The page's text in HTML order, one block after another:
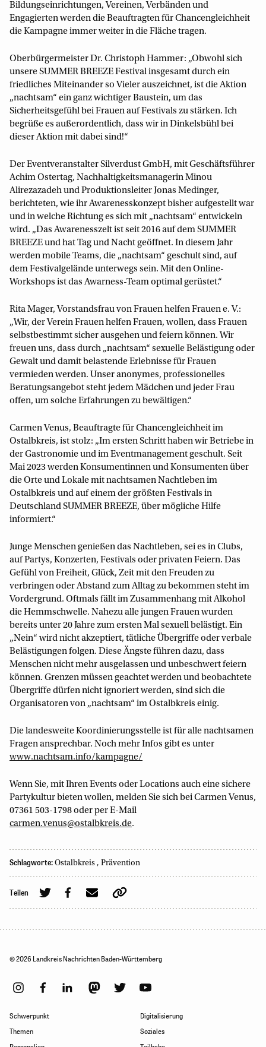
Bildungseinrichtungen, Vereinen, Verbänden und
Engagierten werden die Beauftragten für Chancengleichheit
die Kampagne immer weiter in die Fläche tragen.
Oberbürgermeister Dr. Christoph Hammer: „Obwohl sich
unsere SUMMER BREEZE Festival insgesamt durch ein
friedliches Miteinander so Vieler auszeichnet, ist die Aktion
„nachtsam“ ein ganz wichtiger Baustein, um das
Sicherheitsgefühl bei Frauen auf Festivals zu stärken. Ich
begrüße es außerordentlich, dass wir in Dinkelsbühl bei
dieser Aktion mit dabei sind!“
Der Eventveranstalter Silverdust GmbH, mit Geschäftsführer
Achim Ostertag, Nachhaltigkeitsmanagerin Minou
Alirezazadeh und Produktionsleiter Jonas Medinger,
berichteten, wie ihr Awarenesskonzept bisher aufgestellt war
und in welche Richtung es sich mit „nachtsam“ entwickeln
wird. „Das Awarenesszelt ist seit 2016 auf dem SUMMER
BREEZE und hat Tag und Nacht geöffnet. In diesem Jahr
werden mobile Teams, die „nachtsam“ geschult sind, auf
dem Festivalgelände unterwegs sein. Mit den Online-
Workshops ist das Awarness-Team optimal gerüstet.“
Rita Mager, Vorstandsfrau von Frauen helfen Frauen e. V.:
„Wir, der Verein Frauen helfen Frauen, wollen, dass Frauen
selbstbestimmt sicher ausgehen und feiern können. Wir
freuen uns, dass durch „nachtsam“ sexuelle Belästigung oder
Gewalt und damit belastende Erlebnisse für Frauen
vermieden werden. Unser anonymes, professionelles
Beratungsangebot steht jedem Mädchen und jeder Frau
offen, um solche Erfahrungen zu bewältigen.“
Carmen Venus, Beauftragte für Chancengleichheit im
Ostalbkreis, ist stolz: „Im ersten Schritt haben wir Betriebe in
der Gastronomie und im Eventmanagement geschult. Seit
Mai 2023 werden Konsumentinnen und Konsumenten über
die Orte und Lokale mit nachtsamen Nachtleben im
Ostalbkreis und auf einem der größten Festivals in
Deutschland SUMMER BREEZE, über mögliche Hilfe
informiert.“
Junge Menschen genießen das Nachtleben, sei es in Clubs,
auf Partys, Konzerten, Festivals oder privaten Feiern. Das
Gefühl von Freiheit, Glück, Zeit mit den Freuden zu
verbringen oder Abstand zum Alltag zu bekommen steht im
Vordergrund. Oftmals fällt im Zusammenhang mit Alkohol
die Hemmschwelle. Nahezu alle jungen Frauen wurden
bereits unter 20 Jahre zum ersten Mal sexuell belästigt. Ein
„Nein“ wird nicht akzeptiert, tätliche Übergriffe oder verbale
Belästigungen folgen. Diese Ängste führen dazu, dass
Menschen nicht mehr ausgelassen und unbeschwert feiern
können. Grenzen müssen geachtet werden und beobachtete
Übergriffe dürfen nicht ignoriert werden, sind sich die
Organisatoren von „nachtsam“ im Ostalbkreis einig.
Die landesweite Koordinierungsstelle ist für alle nachtsamen
Fragen ansprechbar. Noch mehr Infos gibt es unter
www.nachtsam.info/kampagne/
Wenn Sie, mit Ihren Events oder Locations auch eine sichere
Partykultur bieten wollen, melden Sie sich bei Carmen Venus,
07361 503-1798 oder per E-Mail
carmen.venus@ostalbkreis.de.
Schlagworte: Ostalbkreis , Prävention
Teilen
Schwerpunkt
Themen
Digitalisierung
Soziales
© 2026 Landkreis Nachrichten Baden-Württemberg